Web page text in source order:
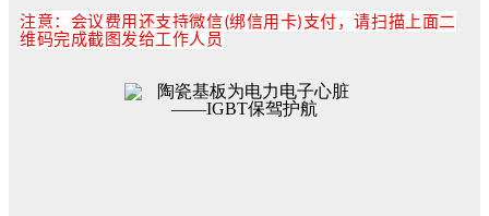
注意：会议费用还支持微信(绑信用卡)支付，请扫描上面二
维码完成截图发给工作人员